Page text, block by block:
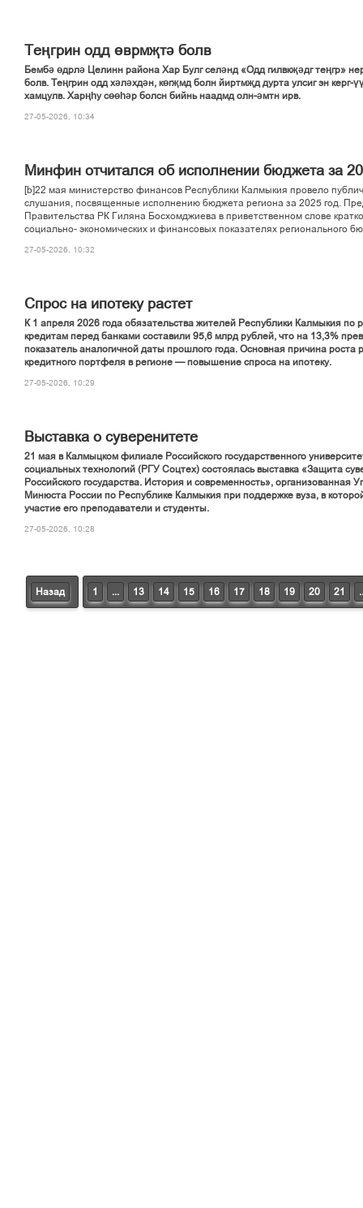
Теңгрин одд өврмҗтә болв
Бембә өдрлә Целинн района Хар Булг селәнд «Одд гилвкҗәдг теңгр»
болв. Теңгрин одд хәләхдән, көгҗмд болн йиртмҗд дурта улсиг эн керг-
хамцулв. Харңһу сөөһәр болсн бийнь наадмд олн-әмтн ирв.
27-05-2026, 10:34
Минфин отчитался об исполнении бюджета за
[b]22 мая министерство финансов Республики Калмыкия провело
слушания, посвященные исполнению бюджета региона за 2025 год.
Правительства РК Гиляна Босхомджиева в приветственном слове
социально- экономических и финансовых показателях регионального
27-05-2026, 10:32
Спрос на ипотеку растет
К 1 апреля 2026 года обязательства жителей Республики Калмыкия по
кредитам перед банками составили 95,6 млрд рублей, что на 13,3%
показатель аналогичной даты прошлого года. Основная причина роста
кредитного портфеля в регионе — повышение спроса на ипотеку.
27-05-2026, 10:29
Выставка о суверенитете
21 мая в Калмыцком филиале Российского государственного
социальных технологий (РГУ Соцтех) состоялась выставка «Защита
Российского государства. История и современность», организованная
Минюста России по Республике Калмыкия при поддержке вуза, в
участие его преподаватели и студенты.
27-05-2026, 10:28
Назад 1 ... 13 14 15 16 17 18 19 20 21